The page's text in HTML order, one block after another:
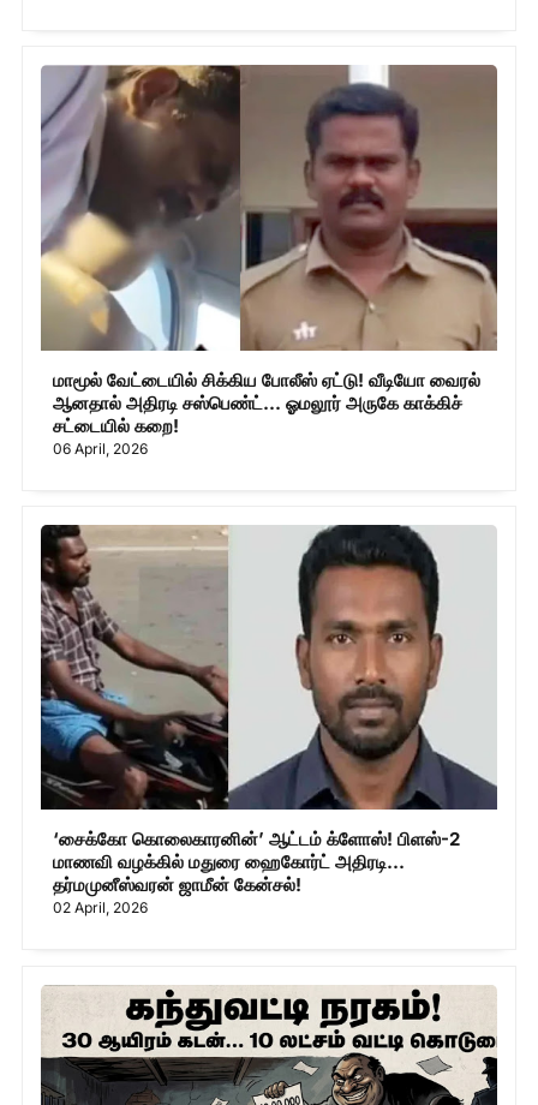
மாமூல் வேட்டையில் சிக்கிய போலீஸ் ஏட்டு! வீடியோ வைரல்
ஆனதால் அதிரடி சஸ்பெண்ட்... ஓமலூர் அருகே காக்கிச்
சட்டையில் கறை!
06 April, 2026
‘சைக்கோ கொலைகாரனின்’ ஆட்டம் க்ளோஸ்! பிளஸ்-2
மாணவி வழக்கில் மதுரை ஹைகோர்ட் அதிரடி...
தர்மமுனீஸ்வரன் ஜாமீன் கேன்சல்!
02 April, 2026